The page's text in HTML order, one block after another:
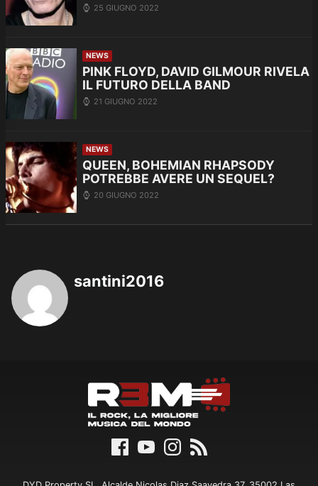
25 GIUGNO 2022
NEWS
PINK FLOYD, DAVID GILMOUR RIVELA
IL FUTURO DELLA BAND
21 GIUGNO 2022
NEWS
QUEEN, BOHEMIAN RHAPSODY
POTREBBE AVERE UN SEQUEL?
20 GIUGNO 2022
santini2016